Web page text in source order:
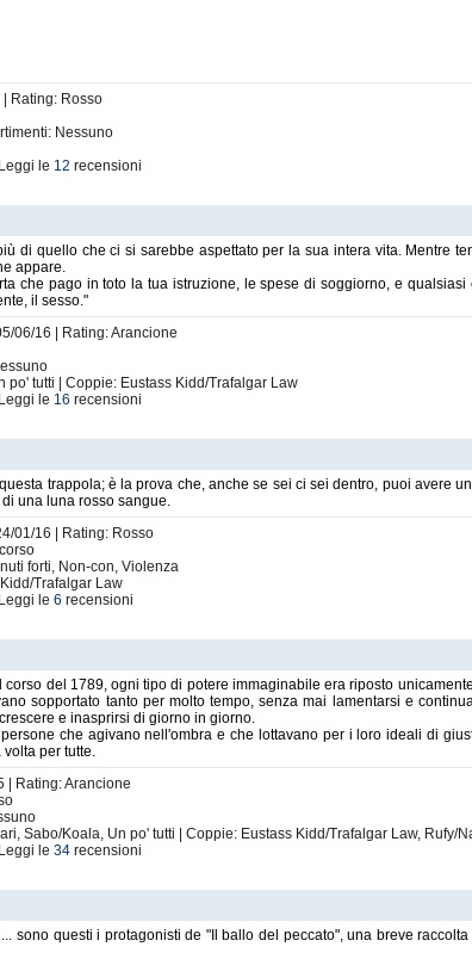
| Rating: Rosso
Nessuno
le 12 recensioni
di quello che ci si sarebbe aspettato per la sua intera vita. Mentre
appare.
che pago in toto la tua istruzione, le spese di soggiorno, e
il sesso."
06/16 | Rating: Arancione
po' tutti | Coppie: Eustass Kidd/Trafalgar Law
le 16 recensioni
trappola; è la prova che, anche se sei ci sei dentro, puoi avere
una luna rosso sangue.
01/16 | Rating: Rosso
forti, Non-con, Violenza
Trafalgar Law
le6 recensioni
del 1789, ogni tipo di potere immaginabile era riposto
sopportato tanto per molto tempo, senza mai lamentarsi e
e inasprirsi di giorno in giorno.
che agivano nell'ombra e che lottavano per i loro ideali di
per tutte.
| Rating: Arancione
Sabo/Koala, Un po' tutti | Coppie: Eustass Kidd/Trafalgar Law, Rufy/
le34 recensioni
sono questi i protagonisti de "Il ballo del peccato", una breve